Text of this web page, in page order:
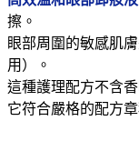
擦。
眼部周圍的敏感肌
用）。
這種護理配方不含
它符合嚴格的配方